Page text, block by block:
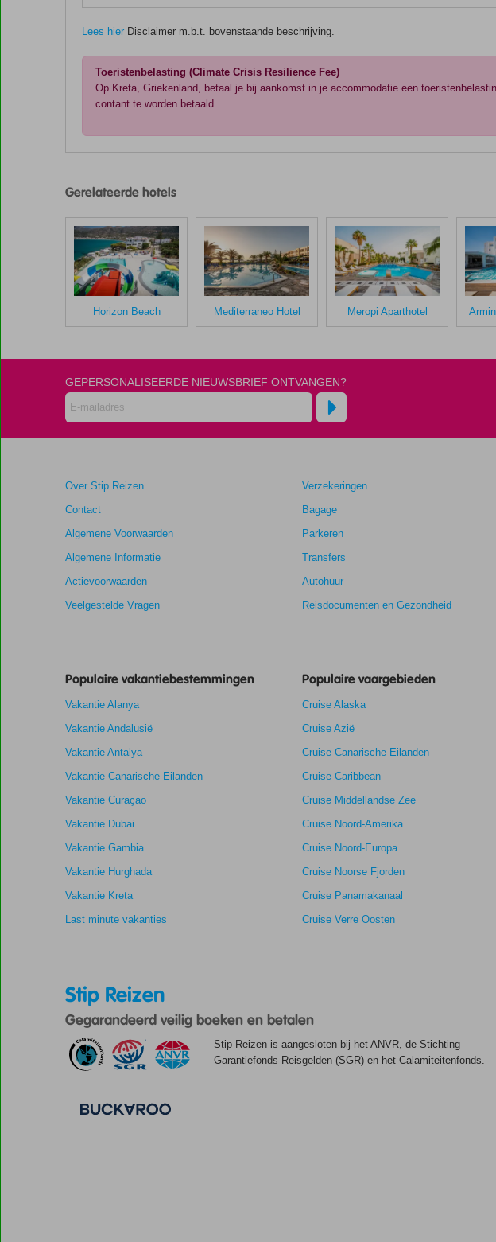
Lees hier Disclaimer m.b.t. bovenstaande beschrijving.
Toeristenbelasting (Climate Crisis Resilience Fee)
Op Kreta, Griekenland, betaal je bij aankomst in je accommodatie een
contant te worden betaald.
door
klanten
gegeven
na
hun
verblijf
Alia
Scores
die
ouder
zijn
dan
worden
weergegeven
om
relevantie
van
garanderen.
Gebaseerd
23
beoordelingen
8,7
Service
Kamers
8,4
Kindvriendelijk
Gerelateerde hotels
Horizon Beach Mediterraneo Hotel Meropi Aparthotel
GEPERSONALISEERDE NIEUWSBRIEF ONTVANGEN?
Over Stip Reizen
Contact
Algemene Voorwaarden
Algemene Informatie
Actievoorwaarden
Veelgestelde Vragen
Verzekeringen
Bagage
Parkeren
Transfers
Autohuur
Reisdocumenten en Gezondheid
Populaire vakantiebestemmingen
Vakantie Alanya
Vakantie Andalusië
Vakantie Antalya
Vakantie Canarische Eilanden
Vakantie Curaçao
Vakantie Dubai
Vakantie Gambia
Vakantie Hurghada
Vakantie Kreta
Last minute vakanties
Populaire vaargebieden
Cruise Alaska
Cruise Azië
Cruise Canarische Eilanden
Cruise Caribbean
Cruise Middellandse Zee
Cruise Noord-Amerika
Cruise Noord-Europa
Cruise Noorse Fjorden
Cruise Panamakanaal
Cruise Verre Oosten
Stip Reizen
Gegarandeerd veilig boeken en betalen
Stip Reizen is aangesloten bij het ANVR, de Stichting
Garantiefonds Reisgelden (SGR) en het Calamiteitenfonds.